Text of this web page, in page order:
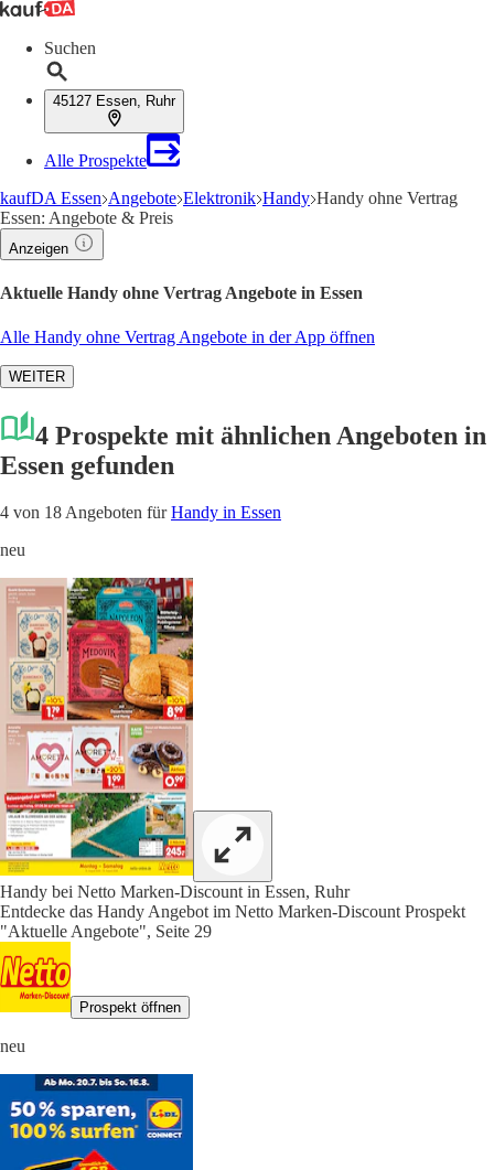
Suchen
45127 Essen, Ruhr
Alle Prospekte
kaufDA Essen Angebote Elektronik Handy Handy ohne Vertrag
Essen: Angebote & Preis
Anzeigen
Aktuelle Handy ohne Vertrag Angebote in Essen
Alle Handy ohne Vertrag Angebote in der App öffnen
WEITER
4 Prospekte mit ähnlichen Angeboten in
Essen gefunden
4 von 18 Angeboten fürHandy in Essen
neu
Handy bei Netto Marken-Discount in Essen, Ruhr
Entdecke das Handy Angebot im Netto Marken-Discount Prospekt
"Aktuelle Angebote", Seite 29
Prospekt öffnen
neu